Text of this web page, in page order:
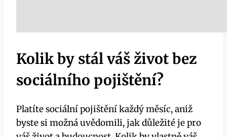
Kolik by stál váš život bez
sociálního pojištění?
Platíte sociální pojištění každý měsíc, aniž
byste si možná uvědomili, jak důležité je pro